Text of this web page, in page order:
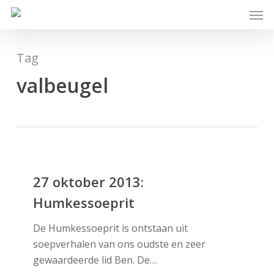
Skip
content
Tag
valbeugel
oktober
Humkessoeprit
27 oktober 2013:
Humkessoeprit
De Humkessoeprit is ontstaan uit
soepverhalen van ons oudste en zeer
gewaardeerde lid Ben. De…